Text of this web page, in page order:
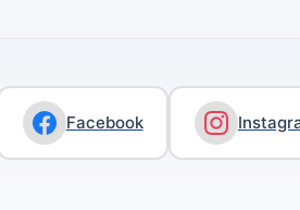
Facebook